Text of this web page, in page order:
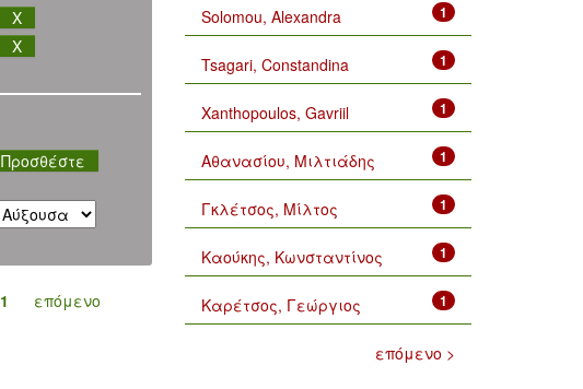
1 επόμενο
1
Solomou, Alexandra
1
Tsagari, Constandina
1
Xanthopoulos, Gavriil
1
Αθανασίου, Μιλτιάδης
1
Γκλέτσος, Μίλτος
1
Καούκης, Κωνσταντίνος
1
Καρέτσος, Γεώργιος
επόμενο >